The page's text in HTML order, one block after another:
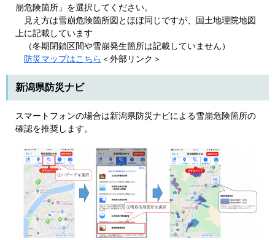
崩危険箇所」を選択してください。
見え方は雪崩危険箇所図とほぼ同じですが、国土地理院地図
上に記載しています
（冬期閉鎖区間や雪崩発生箇所は記載していません）
防災マップはこちら ＜外部リンク＞
新潟県防災ナビ
スマートフォンの場合は新潟県防災ナビによる雪崩危険箇所の
確認を推奨します。